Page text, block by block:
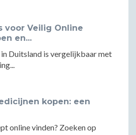
voor Veilig Online
en...
Duitsland is vergelijkbaar met
kopen: een
online vinden? Zoeken op